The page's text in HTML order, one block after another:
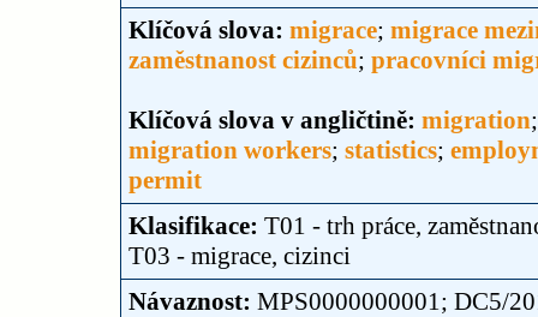
Klíčová slova: migrace; migrace
zaměstnanost cizinců; pracovníci
Klíčová slova v angličtině: migration
migration workers; statistics;
permit
Klasifikace: T01 - trh práce,
T03 - migrace, cizinci
Návaznost: MPS0000000001; DC5/